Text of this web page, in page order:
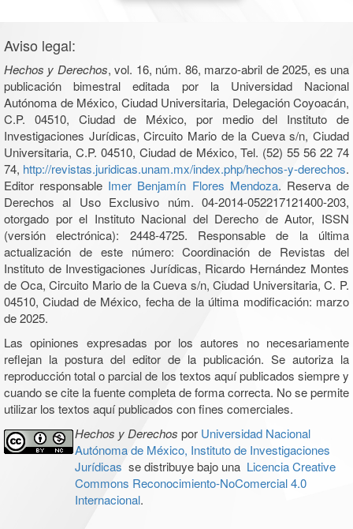
Aviso legal:
Hechos y Derechos, vol. 16, núm. 86, marzo-abril de 2025, es una
publicación bimestral editada por la Universidad Nacional
Autónoma de México, Ciudad Universitaria, Delegación Coyoacán,
C.P. 04510, Ciudad de México, por medio del Instituto de
Investigaciones Jurídicas, Circuito Mario de la Cueva s/n, Ciudad
Universitaria, C.P. 04510, Ciudad de México, Tel. (52) 55 56 22 74
74, http://revistas.juridicas.unam.mx/index.php/hechos-y-derechos.
Editor responsable Imer Benjamín Flores Mendoza. Reserva de
Derechos al Uso Exclusivo núm. 04-2014-052217121400-203,
otorgado por el Instituto Nacional del Derecho de Autor, ISSN
(versión electrónica): 2448-4725. Responsable de la última
actualización de este número: Coordinación de Revistas del
Instituto de Investigaciones Jurídicas, Ricardo Hernández Montes
de Oca, Circuito Mario de la Cueva s/n, Ciudad Universitaria, C. P.
04510, Ciudad de México, fecha de la última modificación: marzo
de 2025.
Las opiniones expresadas por los autores no necesariamente
reflejan la postura del editor de la publicación. Se autoriza la
reproducción total o parcial de los textos aquí publicados siempre y
cuando se cite la fuente completa de forma correcta. No se permite
utilizar los textos aquí publicados con fines comerciales.
Hechos y Derechos por Universidad Nacional
Autónoma de México, Instituto de Investigaciones
Jurídicas se distribuye bajo una Licencia Creative
Commons Reconocimiento-NoComercial 4.0
Internacional.